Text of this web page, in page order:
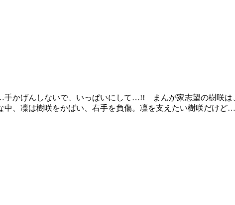
かげんしないで、いっぱいにして…!! まんが家志望の樹咲は
、凜は樹咲をかばい、右手を負傷。凜を支えたい樹咲だけど…